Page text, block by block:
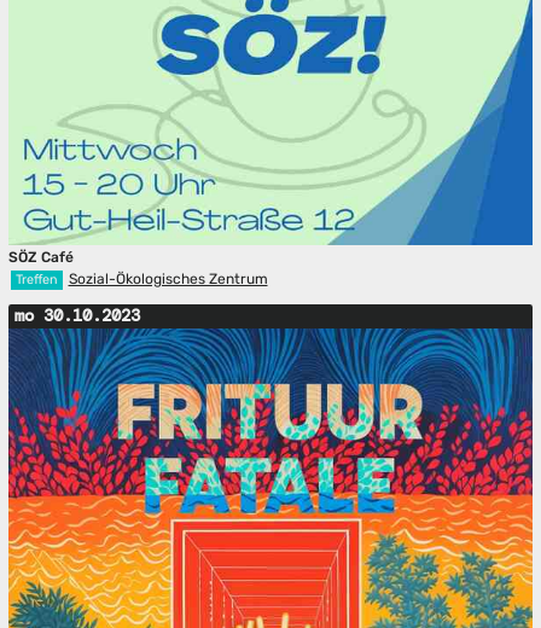
SÖZ Café
Treffen Sozial-Ökologisches Zentrum
mo 30.10.2023